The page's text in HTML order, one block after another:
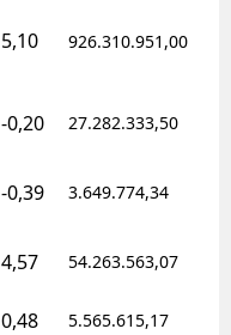
5,10 926.310.951,00
-0,20 27.282.333,50
-0,39 3.649.774,34
4,57 54.263.563,07
0,48 5.565.615,17